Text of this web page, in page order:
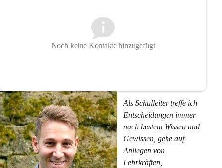
Noch keine Kontakte hinzugefügt
Als Schulleiter treffe ich
Entscheidungen immer
nach bestem Wissen und
Gewissen, gehe auf
Anliegen von
Lehrkräften,